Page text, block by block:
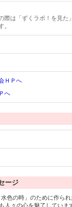
際は「ずくラボ！を見た
。
ＨＰへ
へ
ージ
色の時」のために作ら
人々の心を魅了していま